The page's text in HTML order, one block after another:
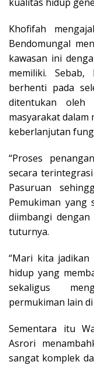
Khofifah
Bendomungal
kawasan ini
memiliki. Sebab,
berhenti pada
ditentukan oleh
masyarakat dalam
keberlanjutan
“Proses
secara
Pasuruan
Pemukiman yang
diimbangi
tuturnya.
“Mari kita
hidup yang
sekaligus
permukiman lain
Sementara itu
Asrori
sangat komplek